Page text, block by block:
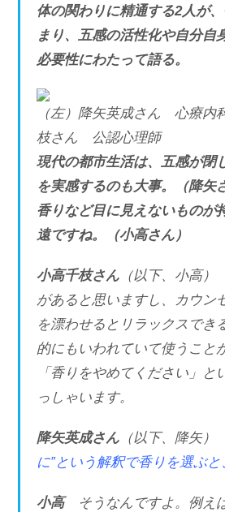
体の関わりに精通する2人が
まり、五感の活性化や自分自
必要性にわたって語る。
（左）降矢英成さん 心療
枝さん 公認心理師
現代の都市生活は、五感が閉
を実感するのも大事。（降矢
香りなど目に見えないものが
遠ですね。（小高さん）
小高千枝さん （以下、小高
があると思いますし、カウン
を漂わせるとリラックスでき
的にもいわれていて使うこと
「香りをやめてください」と
っしゃいます。
降矢英成さん （以下、降矢）
に”という解釈で香りを選ぶ
小高 そうなんですよ。例え